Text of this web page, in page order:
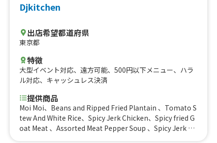
Djkitchen
出店希望都道府県
東京都
特徴
大型イベント対応、 遠方可能、 500円以下メニュー、 ハラ
ル対応、 キャッシュレス決済
提供商品
Moi Moi、Beans and Ripped Fried Plantain 、Tomato S
tew And White Rice、Spicy Jerk Chicken、Spicy fried G
oat Meat 、Assorted Meat Pepper Soup 、Spicy Jerk Ch